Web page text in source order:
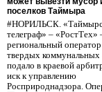
поселков Таймыра
#НОРИЛЬСК.
телеграф» – «РостТех»
региональный
твердых коммунальных
подало в краевой
иск к управлению
Росприроднадзора.